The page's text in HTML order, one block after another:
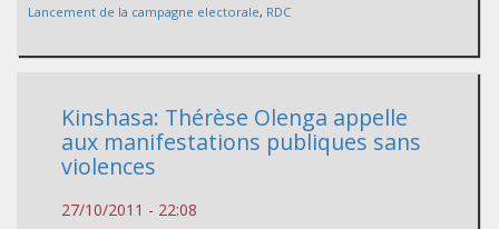
Lancement de la campagne electorale, RDC
Kinshasa: Thérèse Olenga appelle
aux manifestations publiques sans
violences
27/10/2011 - 22:08